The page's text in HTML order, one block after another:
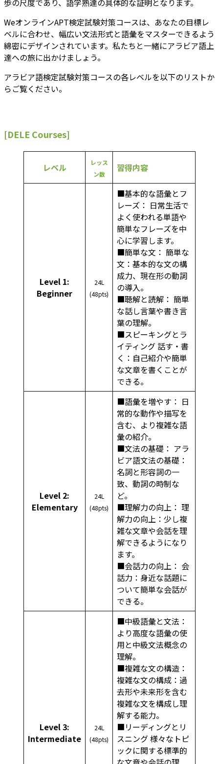
WeオンラインAPT検定試験対策コースは、あなたの目標レ
ベルに合わせ、幅広い文法形式と語彙をマスターできるよう
綿密にデザインされています。私たちと一緒にアラビア語上
達への旅に出かけましょう。
アラビア語検定試験対策コースの各レベルを以下のリストか
らご覧ください。
[DELE Courses]
レベル
レッス
ン数
習得内容
Level 1:
Beginner
24L
(48pts)
■基本的な語彙とフ
レーズ： 日常生活で
よく使われる単語や
簡単なフレーズを中
心に学習します。
■簡単な文： 簡単な
文：基本的な文の構
成力、現在形の動詞
の導入。
■聴解と読解： 簡単
な話し言葉や書き言
葉の理解。
■スピーキングとラ
イティング 話す・書
く：自己紹介や簡単
な文章を書くことが
できる。
Level 2:
Elementary
24L
(48pts)
■語彙を増やす： 日
常的な動作や描写を
含む、より複雑な語
彙の紹介。
■文法の基礎： アラ
ビア語文法の基礎：
名詞と形容詞の一
致、動詞の時制な
ど。
■理解力の向上： 理
解力の向上：少し複
雑な文章や会話を理
解できるようになり
ます。
■会話力の向上： 会
話力：身近な話題に
ついて簡単な会話が
できる。
Level 3:
Intermediate
24L
(48pts)
■中級語彙と文法：
より高度な語彙の使
用と中級文法概念の
理解。
■複雑な文の構造：
複雑な文の構成：過
去形や未来形を含む
複雑な文を構成し理
解する能力。
■リーディングとリ
スニング 様々なトピ
ックに関する標準的